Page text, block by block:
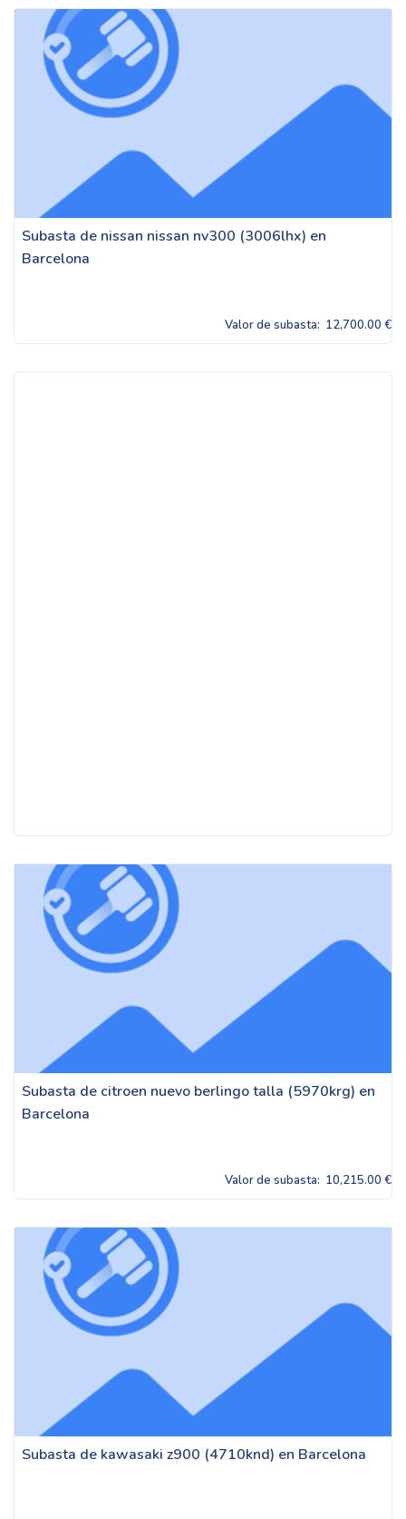
Subasta de nissan nissan nv300 (3006lhx) en
Barcelona
Valor de subasta: 12,700.00 €
Subasta de citroen nuevo berlingo talla (5970krg) en
Barcelona
Valor de subasta: 10,215.00 €
Subasta de kawasaki z900 (4710knd) en Barcelona